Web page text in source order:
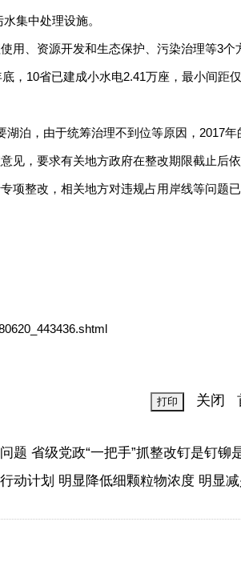
集中处理设施。
、资源开发和生态保护、污染治理等3个
10省已建成小水电2.41万座，最小间距
，由于统筹治理不到位等原因，2017年
，要求有关地方政府在整改期限截止后依
整改，相关地方对违规占用岸线等问题
关闭
题 省级党政“一把手”抓整改钉是钉铆
动计划 明显降低细颗粒物浓度 明显